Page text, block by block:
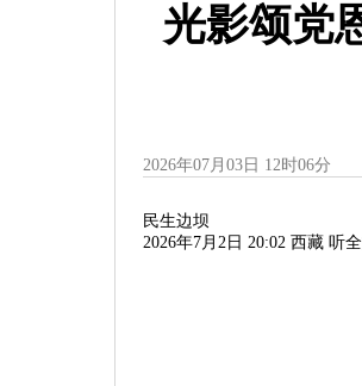
光影颂党
2026年07月03日 12时06分
民生边坝
2026年7月2日 20:02 西藏 听